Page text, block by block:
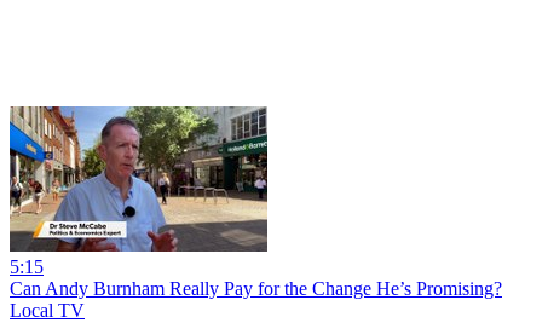
5:15
Can Andy Burnham Really Pay for the Change He’s Promising?
Local TV